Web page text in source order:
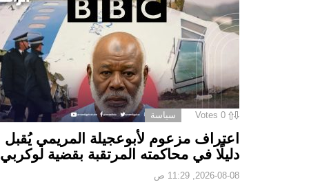
0
Votes سياسة
اعتراف مزعوم لأبوعجيلة المريمي يُقبل
دليلًا في محاكمته المرتقبة بقضية لوكربي
2026-08-08, 11:29 ص